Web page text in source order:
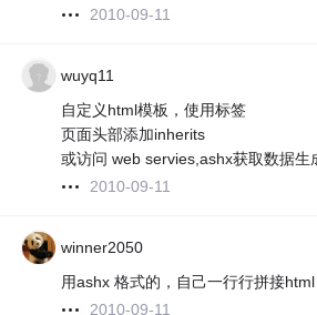
2010-09-11
wuyq11
自定义html模板，使用标签
页面头部添加inherits
或访问 web servies,ashx获取数据生
2010-09-11
winner2050
用ashx 格式的，自己一行行拼接html
2010-09-11